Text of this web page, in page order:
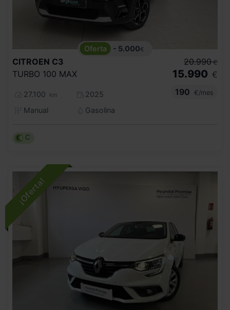
- 5.000€
CITROEN C3
TURBO 100 MAX
27.100 km
2025
Manual
Gasolina
20.990 €
15.990 €
190
€/mes
C